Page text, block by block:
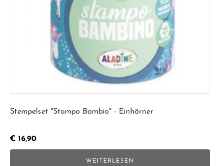
Stempelset "Stampo Bambio" - Einhörner
€ 16,90
WEITERLESEN